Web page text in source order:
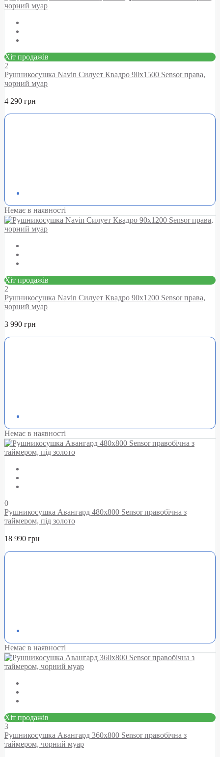
Хіт продажів
2
Рушникосушка Navin Силует Квадро 90х1500 Sensor права,
чорний муар
4 290 грн
Немає в наявності
Хіт продажів
2
Рушникосушка Navin Силует Квадро 90х1200 Sensor права,
чорний муар
3 990 грн
Немає в наявності
0
Рушникосушка Авангард 480х800 Sensor правобічна з
таймером, під золото
18 990 грн
Немає в наявності
Хіт продажів
3
Рушникосушка Авангард 360х800 Sensor правобічна з
таймером, чорний муар